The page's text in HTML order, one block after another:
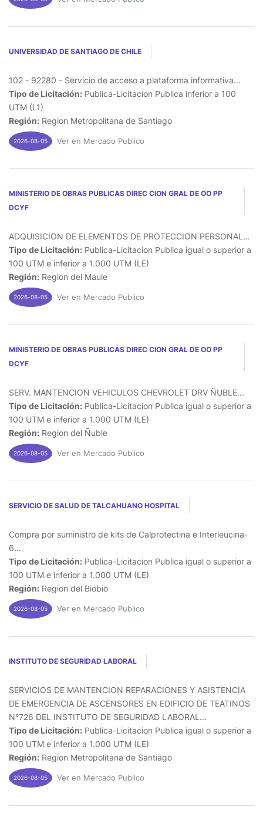
UNIVERSIDAD DE SANTIAGO DE CHILE
102 - 92280 - Servicio de acceso a plataforma informativa...
Tipo de Licitación: Publica-Licitacion Publica inferior a 100
UTM (L1)
Región: Region Metropolitana de Santiago
2026-08-05 Ver en Mercado Publico
MINISTERIO DE OBRAS PUBLICAS DIREC CION GRAL DE OO PP
DCYF
ADQUISICION DE ELEMENTOS DE PROTECCION PERSONAL...
Tipo de Licitación: Publica-Licitacion Publica igual o superior a
100 UTM e inferior a 1.000 UTM (LE)
Región: Region del Maule
2026-08-05 Ver en Mercado Publico
MINISTERIO DE OBRAS PUBLICAS DIREC CION GRAL DE OO PP
DCYF
SERV. MANTENCION VEHICULOS CHEVROLET DRV ÑUBLE...
Tipo de Licitación: Publica-Licitacion Publica igual o superior a
100 UTM e inferior a 1.000 UTM (LE)
Región: Region del Ñuble
2026-08-05 Ver en Mercado Publico
SERVICIO DE SALUD DE TALCAHUANO HOSPITAL
Compra por suministro de kits de Calprotectina e Interleucina-
6...
Tipo de Licitación: Publica-Licitacion Publica igual o superior a
100 UTM e inferior a 1.000 UTM (LE)
Región: Region del Biobio
2026-08-05 Ver en Mercado Publico
INSTITUTO DE SEGURIDAD LABORAL
SERVICIOS DE MANTENCION REPARACIONES Y ASISTENCIA
DE EMERGENCIA DE ASCENSORES EN EDIFICIO DE TEATINOS
N°726 DEL INSTITUTO DE SEGURIDAD LABORAL...
Tipo de Licitación: Publica-Licitacion Publica igual o superior a
100 UTM e inferior a 1.000 UTM (LE)
Región: Region Metropolitana de Santiago
2026-08-05 Ver en Mercado Publico